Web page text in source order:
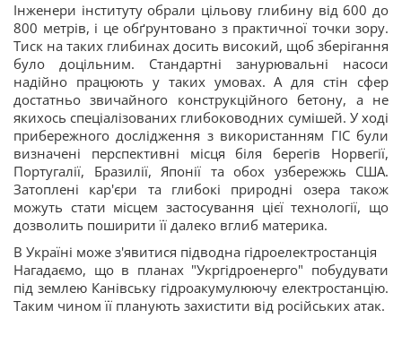
Інженери інституту обрали цільову глибину від 600 до
800 метрів, і це обґрунтовано з практичної точки зору.
Тиск на таких глибинах досить високий, щоб зберігання
було доцільним. Стандартні занурювальні насоси
надійно працюють у таких умовах. А для стін сфер
достатньо звичайного конструкційного бетону, а не
якихось спеціалізованих глибоководних сумішей. У ході
прибережного дослідження з використанням ГІС були
визначені перспективні місця біля берегів Норвегії,
Португалії, Бразилії, Японії та обох узбережжь США.
Затоплені кар'єри та глибокі природні озера також
можуть стати місцем застосування цієї технології, що
дозволить поширити її далеко вглиб материка.
В Україні може з'явитися підводна гідроелектростанція
Нагадаємо, що в планах "Укргідроенерго" побудувати
під землею Канівську гідроакумулюючу електростанцію.
Таким чином її планують захистити від російських атак.